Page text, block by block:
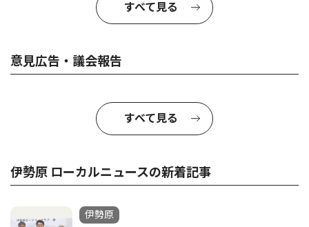
すべて見る
意見広告・議会報告
すべて見る
伊勢原 ローカルニュースの新着記事
伊勢原